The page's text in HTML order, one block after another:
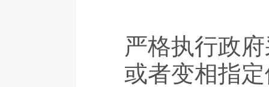
严格执行政
或者变相指